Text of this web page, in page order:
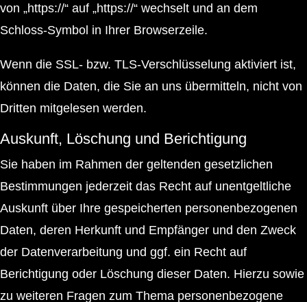
von „https://“ auf „https://“ wechselt und an dem
Schloss-Symbol in Ihrer Browserzeile.
Wenn die SSL- bzw. TLS-Verschlüsselung aktiviert ist,
können die Daten, die Sie an uns übermitteln, nicht von
Dritten mitgelesen werden.
Auskunft, Löschung und Berichtigung
Sie haben im Rahmen der geltenden gesetzlichen
Bestimmungen jederzeit das Recht auf unentgeltliche
Auskunft über Ihre gespeicherten personenbezogenen
Daten, deren Herkunft und Empfänger und den Zweck
der Datenverarbeitung und ggf. ein Recht auf
Berichtigung oder Löschung dieser Daten. Hierzu sowie
zu weiteren Fragen zum Thema personenbezogene